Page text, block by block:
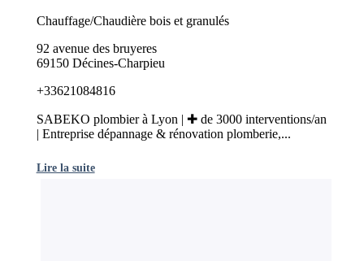
Chauffage/Chaudière bois et granulés
92 avenue des bruyeres
69150 Décines-Charpieu
+33621084816
SABEKO plombier à Lyon | ✚ de 3000 interventions/an
| Entreprise dépannage & rénovation plomberie,...
Lire la suite